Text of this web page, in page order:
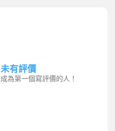
未有評價
成為第一個寫評價的人！